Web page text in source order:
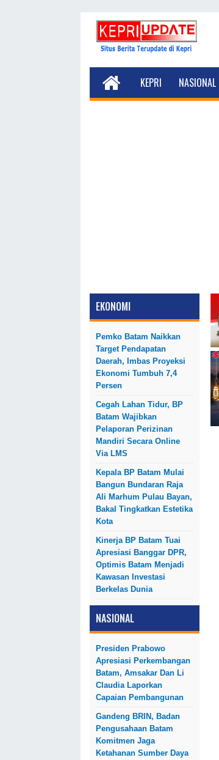
KEPRI NASIONAL
EKONOMI
Pemko Batam Naikkan
Target Pendapatan
Daerah, Imbas Proyeksi
Ekonomi Tumbuh 7,4
Persen
Cegah Lahan Tidur, BP
Batam Wajibkan
Pelaporan Perizinan
Mandiri Secara Online
Via LMS
Kepala BP Batam Mulai
Bangun Bundaran Raja
Ali Marhum Pulau Bayan,
Bakal Tingkatkan Estetika
Kota
Kinerja BP Batam Tuai
Apresiasi Banggar DPR,
Optimis Batam Menjadi
Kawasan Investasi
Berkelas Dunia
NASIONAL
Presiden Prabowo
Apresiasi Perkembangan
Batam, Amsakar Dan Li
Claudia Laporkan
Capaian Pembangunan
Gandeng BRIN, Badan
Pengusahaan Batam
Komitmen Jaga
Ketahanan Sumber Daya